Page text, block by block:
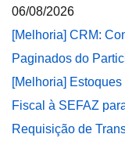
06/08/2026
[Melhoria] CRM:
Paginados do
[Melhoria]
Fiscal à SEFAZ
Requisição de